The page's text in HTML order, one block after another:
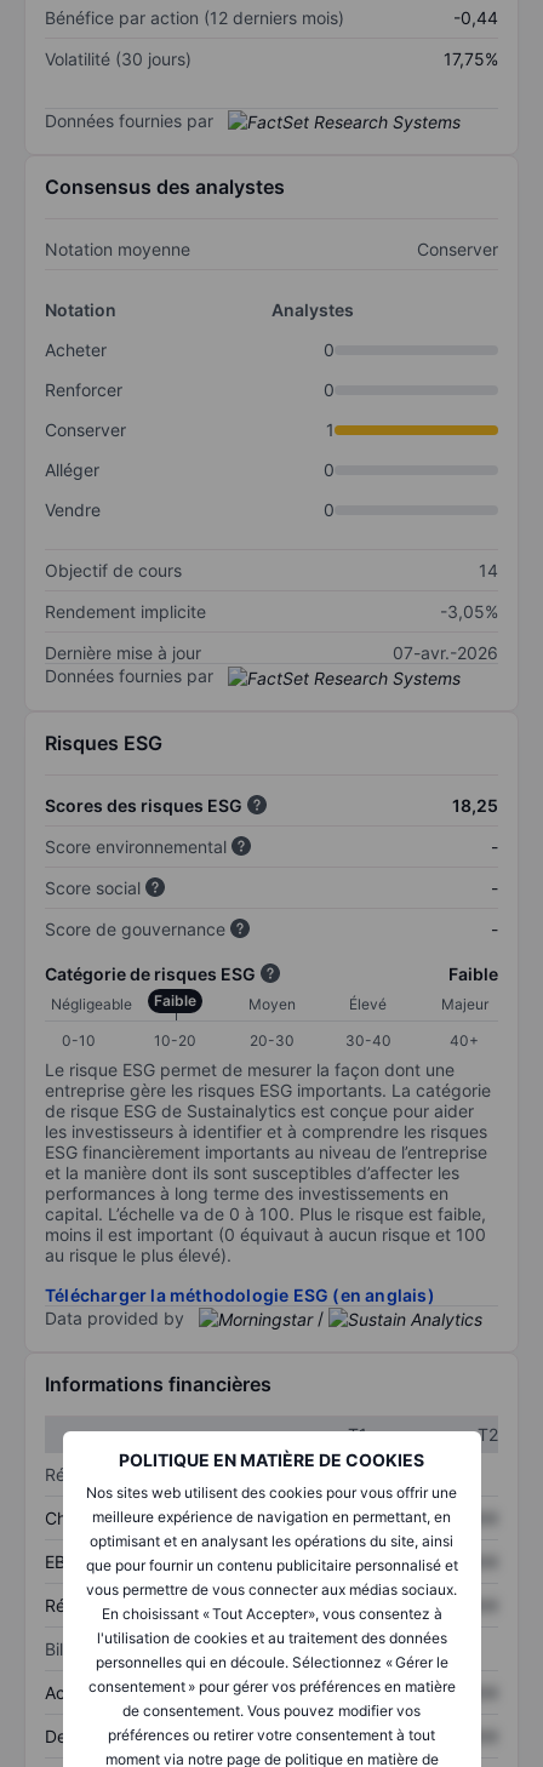
POLITIQUE EN MATIÈRE DE COOKIES
Nos sites web utilisent des cookies pour vous offrir une
meilleure expérience de navigation en permettant, en
optimisant et en analysant les opérations du site, ainsi
que pour fournir un contenu publicitaire personnalisé et
vous permettre de vous connecter aux médias sociaux.
En choisissant « Tout Accepter», vous consentez à
l'utilisation de cookies et au traitement des données
personnelles qui en découle. Sélectionnez « Gérer le
consentement » pour gérer vos préférences en matière
de consentement. Vous pouvez modifier vos
préférences ou retirer votre consentement à tout
moment via notre page de politique en matière de
Bénéfice par action (12 derniers mois)
-0,44
Volatilité (30 jours)
17,75%
Données fournies par
Consensus des analystes
Notation moyenne Conserver
Notation
Analystes
Acheter
0
Renforcer
0
Conserver
1
Alléger
0
Vendre
0
Objectif de cours
14
Rendement implicite
-3,05%
Dernière mise à jour
07-avr.-2026
Données fournies par
Risques ESG
Scores des risques ESG
18,25
Score environnemental
-
Score social
-
Score de gouvernance
-
Catégorie de risques ESG Faible
Négligeable Faible Moyen Élevé
Majeur
0-10
10-20 20-30 30-40 40+
Le risque ESG permet de mesurer la façon dont une
entreprise gère les risques ESG importants. La catégorie
de risque ESG de Sustainalytics est conçue pour aider
les investisseurs à identifier et à comprendre les risques
ESG financièrement importants au niveau de l’entreprise
et la manière dont ils sont susceptibles d’affecter les
performances à long terme des investissements en
capital. L’échelle va de 0 à 100. Plus le risque est faible,
moins il est important (0 équivaut à aucun risque et 100
au risque le plus élevé).
Télécharger la méthodologie ESG (en anglais)
Data provided by
/
Informations financières
T1
T2
Résultats
Chiffre d’affaires XXXXXXX XXXXXXX
EBITDA XXXXXXX XXXXXXX
Résultat net XXXXXXX XXXXXXX
Bilan
Actifs totaux XXXXXXX XXXXXXX
Dette totale XXXXXXX XXXXXXX